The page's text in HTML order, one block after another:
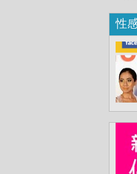
性